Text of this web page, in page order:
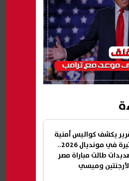
يكشف كواليس أمنية
مثيرة في مونديال 2026..
طالت مباراة مصر
وميسي